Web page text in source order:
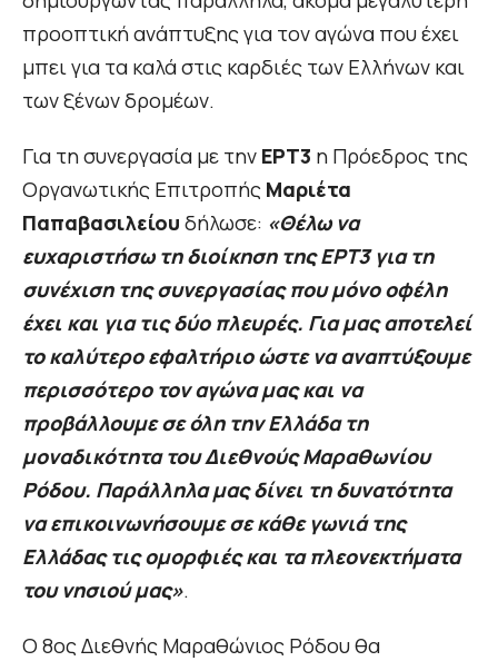
προοπτική ανάπτυξης για τον αγώνα που έχει
μπει για τα καλά στις καρδιές των Ελλήνων και
των ξένων δρομέων.
Για τη συνεργασία με την ΕΡΤ3 η Πρόεδρος της
Οργανωτικής Επιτροπής Μαριέτα
Παπαβασιλείου δήλωσε: «Θέλω να
ευχαριστήσω τη διοίκηση της ΕΡΤ3 για τη
συνέχιση της συνεργασίας που μόνο οφέλη
έχει και για τις δύο πλευρές. Για μας αποτελεί
το καλύτερο εφαλτήριο ώστε να αναπτύξουμε
περισσότερο τον αγώνα μας και να
προβάλλουμε σε όλη την Ελλάδα τη
μοναδικότητα του Διεθνούς Μαραθωνίου
Ρόδου. Παράλληλα μας δίνει τη δυνατότητα
να επικοινωνήσουμε σε κάθε γωνιά της
Ελλάδας τις ομορφιές και τα πλεονεκτήματα
του νησιού μας».
Ο 8ος Διεθνής Μαραθώνιος Ρόδου θα